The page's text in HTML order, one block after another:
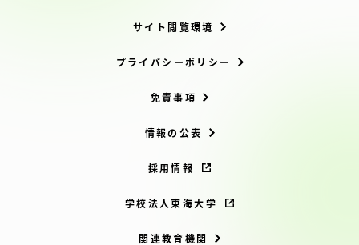
サイト閲覧環境
プライバシーポリシー
免責事項
情報の公表
採用情報
学校法人東海大学
関連教育機関